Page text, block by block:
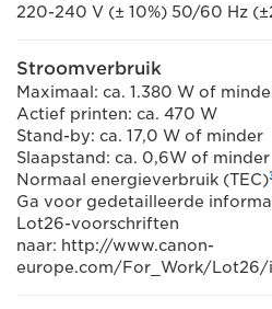
220-240 V (± 10%) 50/60 Hz
Stroomverbruik
Maximaal: ca. 1.380 W of
Actief printen: ca. 470 W
Stand-by: ca. 17,0 W of minder
Slaapstand: ca. 0,6W of minder
Normaal energieverbruik (TEC)
Ga voor gedetailleerde
Lot26-voorschriften
naar: http://www.canon-
europe.com/For_Work/Lot26/